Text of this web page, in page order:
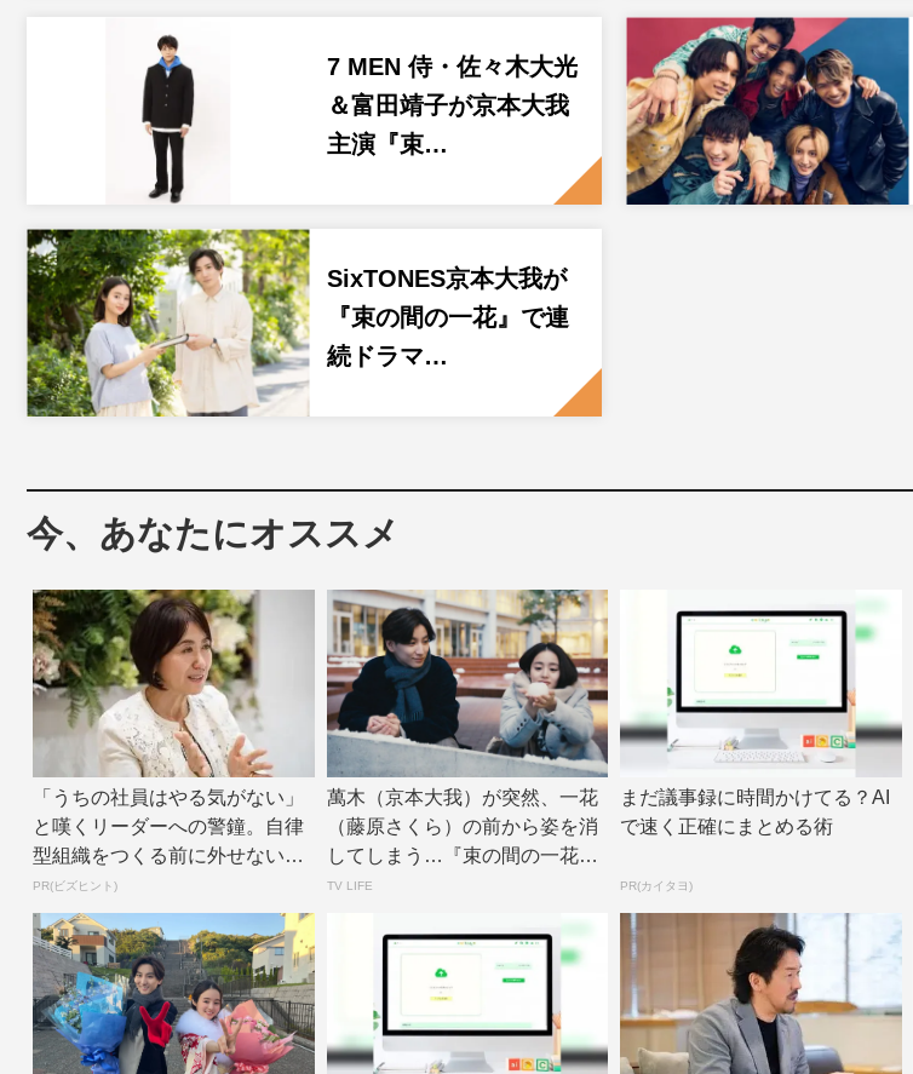
7 MEN 侍・佐々木大光
＆富田靖子が京本大我
主演『束…
SixTONES京本大我が
『束の間の一花』で連
続ドラマ…
今、あなたにオススメ
「うちの社員はやる気がない」
と嘆くリーダーへの警鐘。自律
型組織をつくる前に外せない、
たった一つの順番
PR(ビズヒント)
萬木（京本大我）が突然、一花
（藤原さくら）の前から姿を消
してしまう…『束の間の一花』
第2話 | TV...
TV LIFE
まだ議事録に時間かけてる？AI
で速く正確にまとめる術
PR(カイタヨ)